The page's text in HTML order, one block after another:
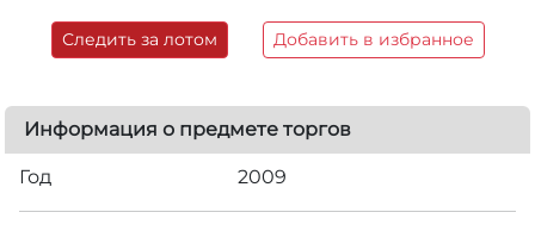
Следить за лотом Добавить в избранное
Информация о предмете торгов
Год 2009